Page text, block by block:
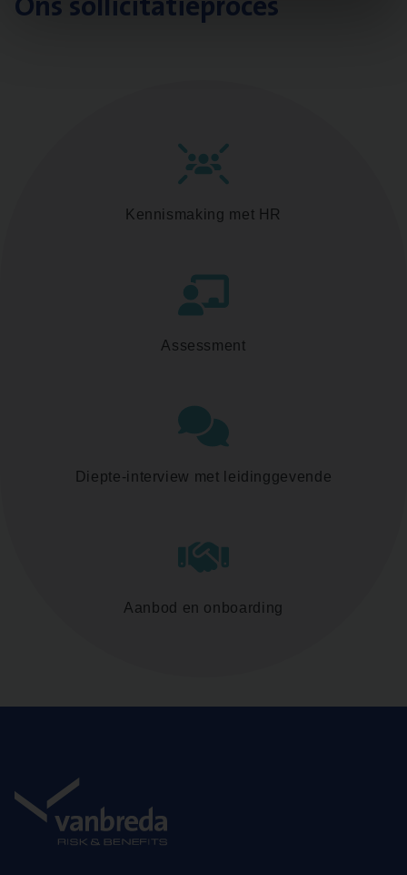
Kennismaking met HR
Assessment
Diepte-interview met leidinggevende
Aanbod en onboarding